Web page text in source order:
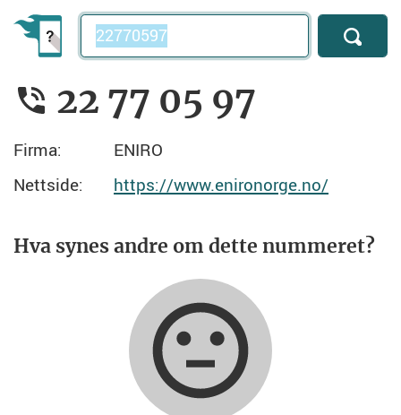
Telefonnummer
22 77 05 97
Firma:
ENIRO
Nettside:
https://www.enironorge.no/
Hva synes andre om dette nummeret?